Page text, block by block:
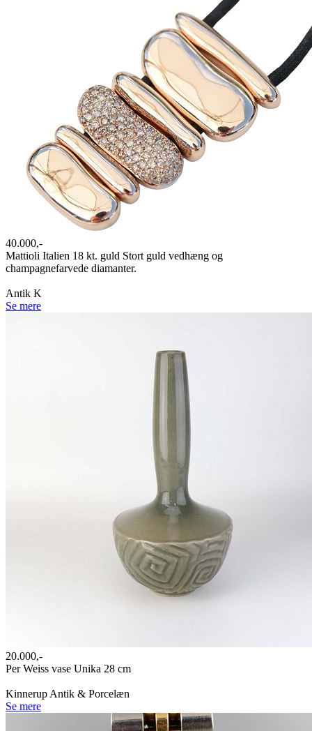
40.000,-
Mattioli Italien 18 kt. guld Stort guld vedhæng og
champagnefarvede diamanter.
Antik K
Se mere
20.000,-
Per Weiss vase Unika 28 cm
Kinnerup Antik & Porcelæn
Se mere